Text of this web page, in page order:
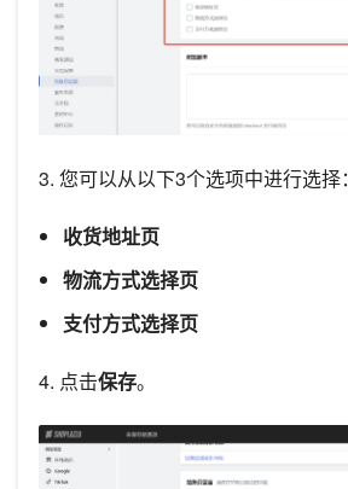
3. 您可以从以下3个选项中进行选择：
收货地址页
物流方式选择页
支付方式选择页
4. 点击保存。